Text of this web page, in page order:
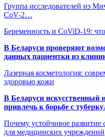
Группа исследователей из
CoV-2…
Беременность и CoViD-19:
В Беларуси проверяют
данных пациентки из
Лазерная косметология:
здоровью кожи
В Беларуси искусственный
привлечь к борьбе с
Почему устойчивое развитие
для медицинских учреждений